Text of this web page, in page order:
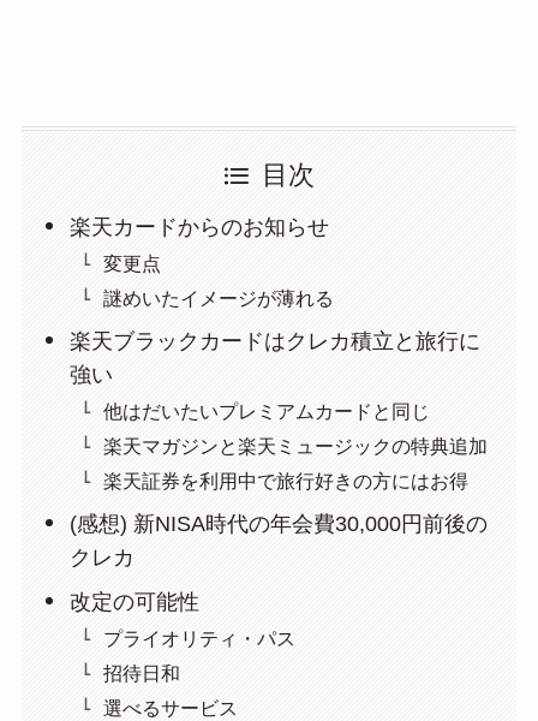
目次
楽天カードからのお知らせ
変更点
謎めいたイメージが薄れる
楽天ブラックカードはクレカ積立と旅行に
強い
他はだいたいプレミアムカードと同じ
楽天マガジンと楽天ミュージックの特典追加
楽天証券を利用中で旅行好きの方にはお得
(感想) 新NISA時代の年会費30,000円前後の
クレカ
改定の可能性
プライオリティ・パス
招待日和
選べるサービス